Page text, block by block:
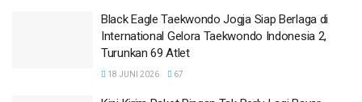
Black Eagle Taekwondo Jogja Siap Berlaga di
International Gelora Taekwondo Indonesia 2,
Turunkan 69 Atlet
18 JUNI 2026 67